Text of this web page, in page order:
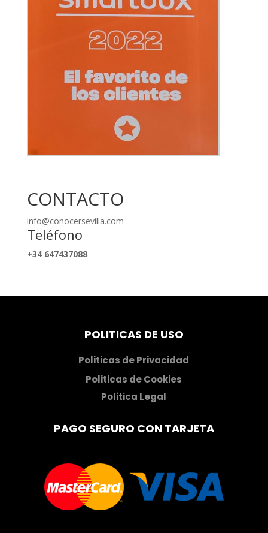
CONTACTO
info@conocersevilla.com
Teléfono
+34 647437088
POLITICAS DE USO
Politicas de Privacidad
Politicas de Cookies
Politica Legal
PAGO SEGURO CON TARJETA